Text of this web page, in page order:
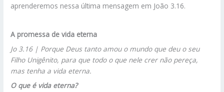
aprenderemos nessa última mensagem em João 3.16.
A promessa de vida eterna
Jo 3.16 | Porque Deus tanto amou o mundo que deu o seu
Filho Unigênito, para que todo o que nele crer não pereça,
mas tenha a vida eterna.
O que é vida eterna?